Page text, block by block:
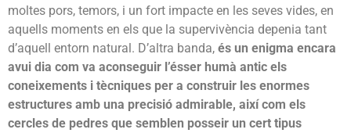
moltes pors, temors, i un fort impacte en les seves vides, en
aquells moments en els que la supervivència depenia tant
d’aquell entorn natural. D’altra banda, és un enigma encara
avui dia com va aconseguir l’ésser humà antic els
coneixements i tècniques per a construir les enormes
estructures amb una precisió admirable, així com els
cercles de pedres que semblen posseir un cert tipus